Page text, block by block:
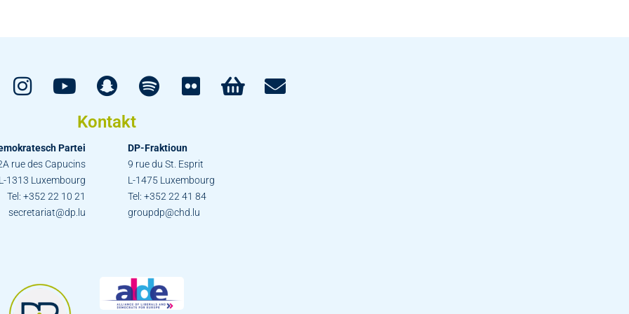
Kontakt
Partei
rue des Capucins
1313 Luxembourg
Tel: +352 22 10 21
secretariat@dp.lu
DP-Fraktioun
9 rue du St. Esprit
L-1475 Luxembourg
Tel: +352 22 41 84
groupdp@chd.lu